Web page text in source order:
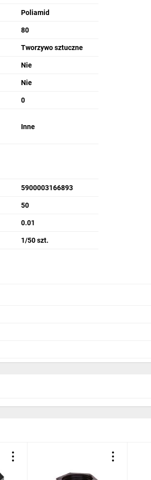
Poliamid
80
Tworzywo sztuczne
Nie
Nie
0
Inne
5900003166893
50
0.01
1/50 szt.